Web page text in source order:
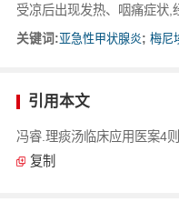
受凉后出现发热、咽痛症状,
关键词:亚急性甲状腺炎; 梅尼
引用本文
冯睿.理痰汤临床应用医案4
复制